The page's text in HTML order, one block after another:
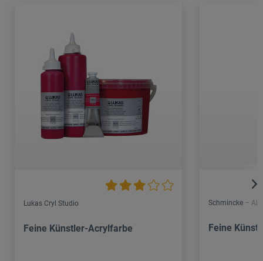
Lukas Cryl Studio
Feine Künstler-Acrylfarbe
Schmincke –
Feine